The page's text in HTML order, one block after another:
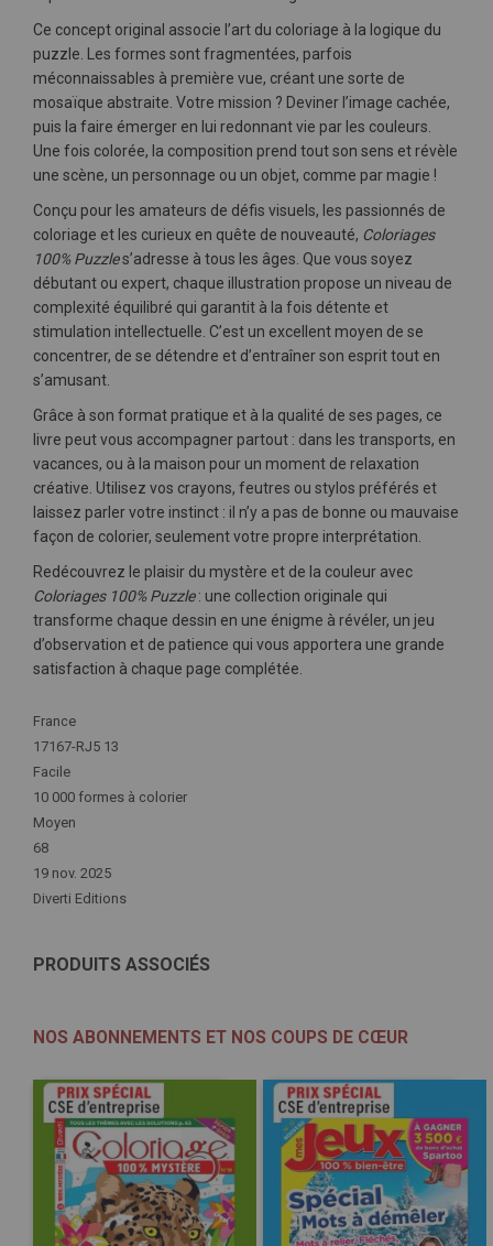
Ce concept original associe l’art du coloriage à la logique du
puzzle. Les formes sont fragmentées, parfois
méconnaissables à première vue, créant une sorte de
mosaïque abstraite. Votre mission ? Deviner l’image cachée,
puis la faire émerger en lui redonnant vie par les couleurs.
Une fois colorée, la composition prend tout son sens et révèle
une scène, un personnage ou un objet, comme par magie !
Conçu pour les amateurs de défis visuels, les passionnés de
coloriage et les curieux en quête de nouveauté, Coloriages
100% Puzzles’adresse à tous les âges. Que vous soyez
débutant ou expert, chaque illustration propose un niveau de
complexité équilibré qui garantit à la fois détente et
stimulation intellectuelle. C’est un excellent moyen de se
concentrer, de se détendre et d’entraîner son esprit tout en
s’amusant.
Grâce à son format pratique et à la qualité de ses pages, ce
livre peut vous accompagner partout : dans les transports, en
vacances, ou à la maison pour un moment de relaxation
créative. Utilisez vos crayons, feutres ou stylos préférés et
laissez parler votre instinct : il n’y a pas de bonne ou mauvaise
façon de colorier, seulement votre propre interprétation.
Redécouvrez le plaisir du mystère et de la couleur avec
Coloriages 100% Puzzle: une collection originale qui
transforme chaque dessin en une énigme à révéler, un jeu
d’observation et de patience qui vous apportera une grande
satisfaction à chaque page complétée.
Plus
d'infos
France
17167-RJ5 13
Facile
10 000 formes à colorier
Moyen
68
19 nov. 2025
Diverti Editions
PRODUITS ASSOCIÉS
NOS ABONNEMENTS ET NOS COUPS DE CŒUR